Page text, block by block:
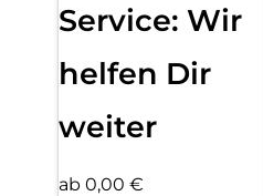
Service: Wir
helfen Dir
weiter
ab 0,00 €